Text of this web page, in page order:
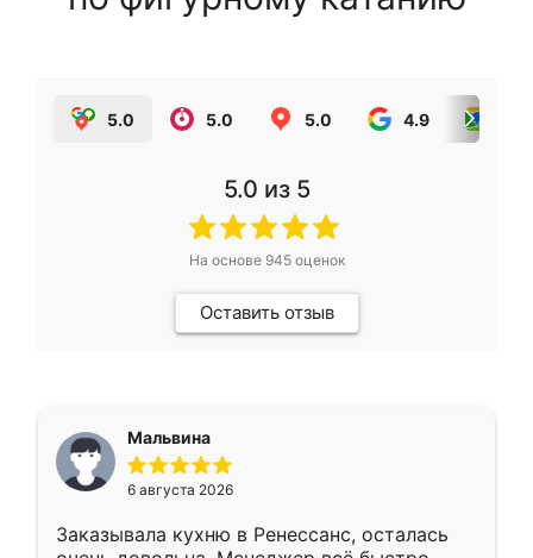
5.0 5.0 5.0 4.9
5.0 из 5
На основе 945оценок
Оставить отзыв
Мальвина
6 августа 2026
Заказывала кухню в Ренессанс, осталась